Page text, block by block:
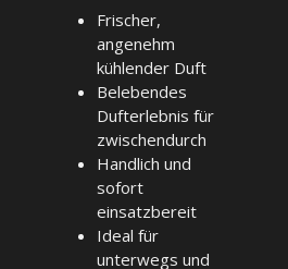
Frischer,
angenehm
kühlender Duft
Belebendes
Dufterlebnis für
zwischendurch
Handlich und
sofort
einsatzbereit
Ideal für
unterwegs und